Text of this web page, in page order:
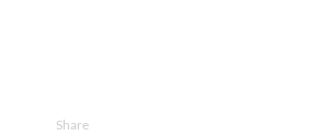
Share